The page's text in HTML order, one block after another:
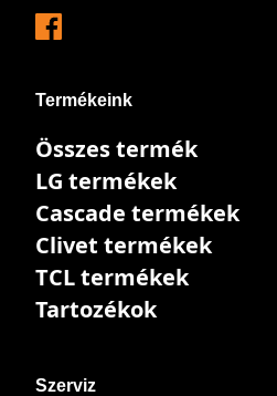
Termékeink
Összes termék
LG termékek
Cascade termékek
Clivet termékek
TCL termékek
Tartozékok
Szerviz